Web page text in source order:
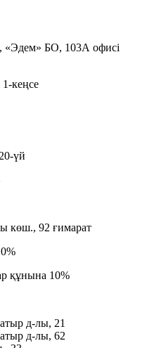
«Эдем» БО, 103А офисі
кеңсе
үй
көш., 92 ғимарат
құнына 10%
д-лы, 21
д-лы, 62